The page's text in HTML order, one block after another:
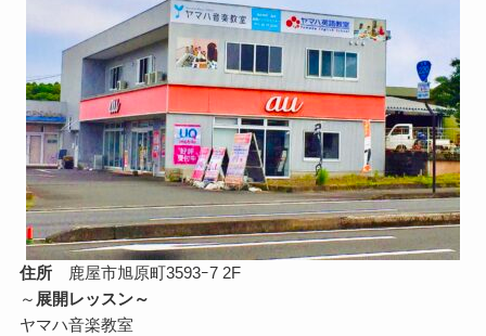
住所鹿屋市旭原町3593ｰ7 2F
～ 展開レッスン～
ヤマハ音楽教室